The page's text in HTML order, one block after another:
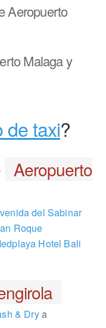
Aeropuerto
Malaga y
de taxi?
Aeropuerto
del Sabinar
Roque
Hotel Bali
& Drya